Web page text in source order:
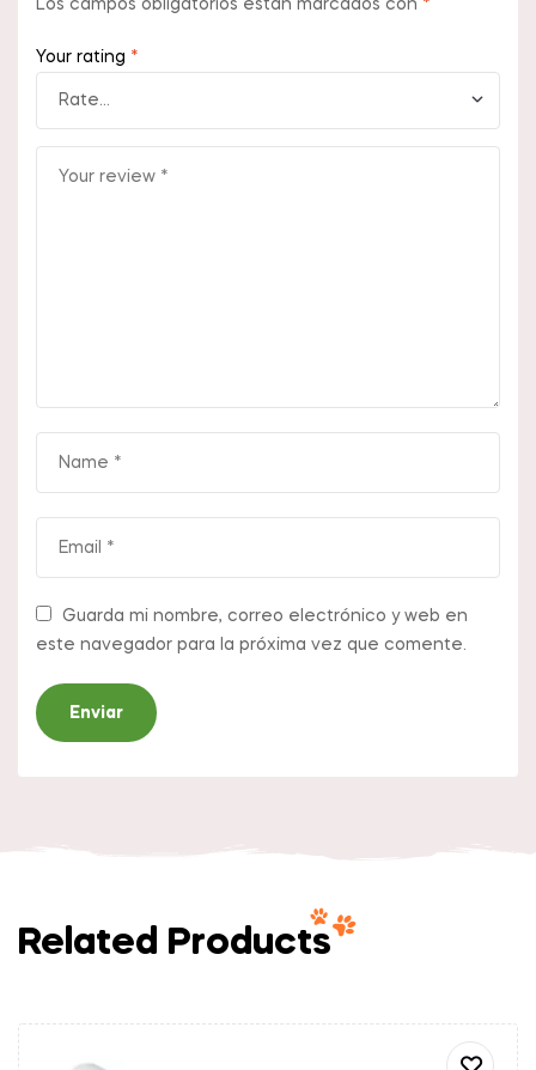
Los campos obligatorios están marcados con *
Your rating *
Guarda mi nombre, correo electrónico y web en
este navegador para la próxima vez que comente.
Related Products